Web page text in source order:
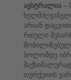
ავსტრალია –
არიან
რთული
ბოლომდე
თურქეთის